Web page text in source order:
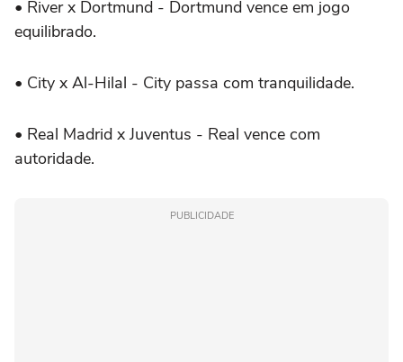
• River x Dortmund - Dortmund vence em jogo
equilibrado.
• City x Al-Hilal - City passa com tranquilidade.
• Real Madrid x Juventus - Real vence com
autoridade.
PUBLICIDADE